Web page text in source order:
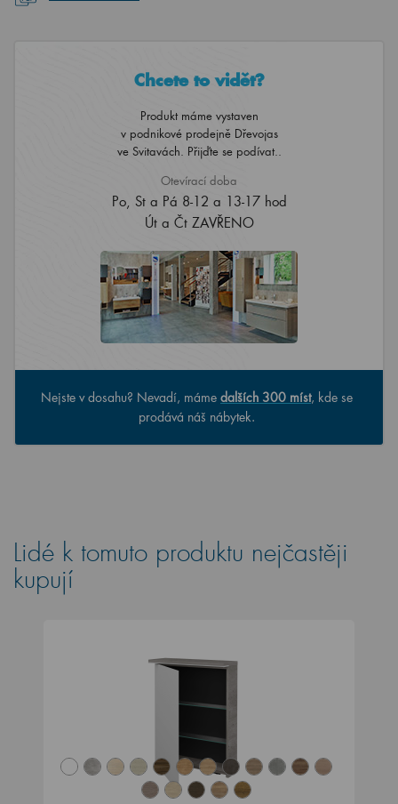
Chcete to vidět?
Produkt máme vystaven
v podnikové prodejně Dřevojas
ve Svitavách. Přijďte se podívat..
Otevírací doba
Po, St a Pá 8-12 a 13-17 hod
Út a Čt ZAVŘENO
Nejste v dosahu? Nevadí, máme dalších 300 míst, kde se
prodává náš nábytek.
Lidé k tomuto produktu nejčastěji
kupují